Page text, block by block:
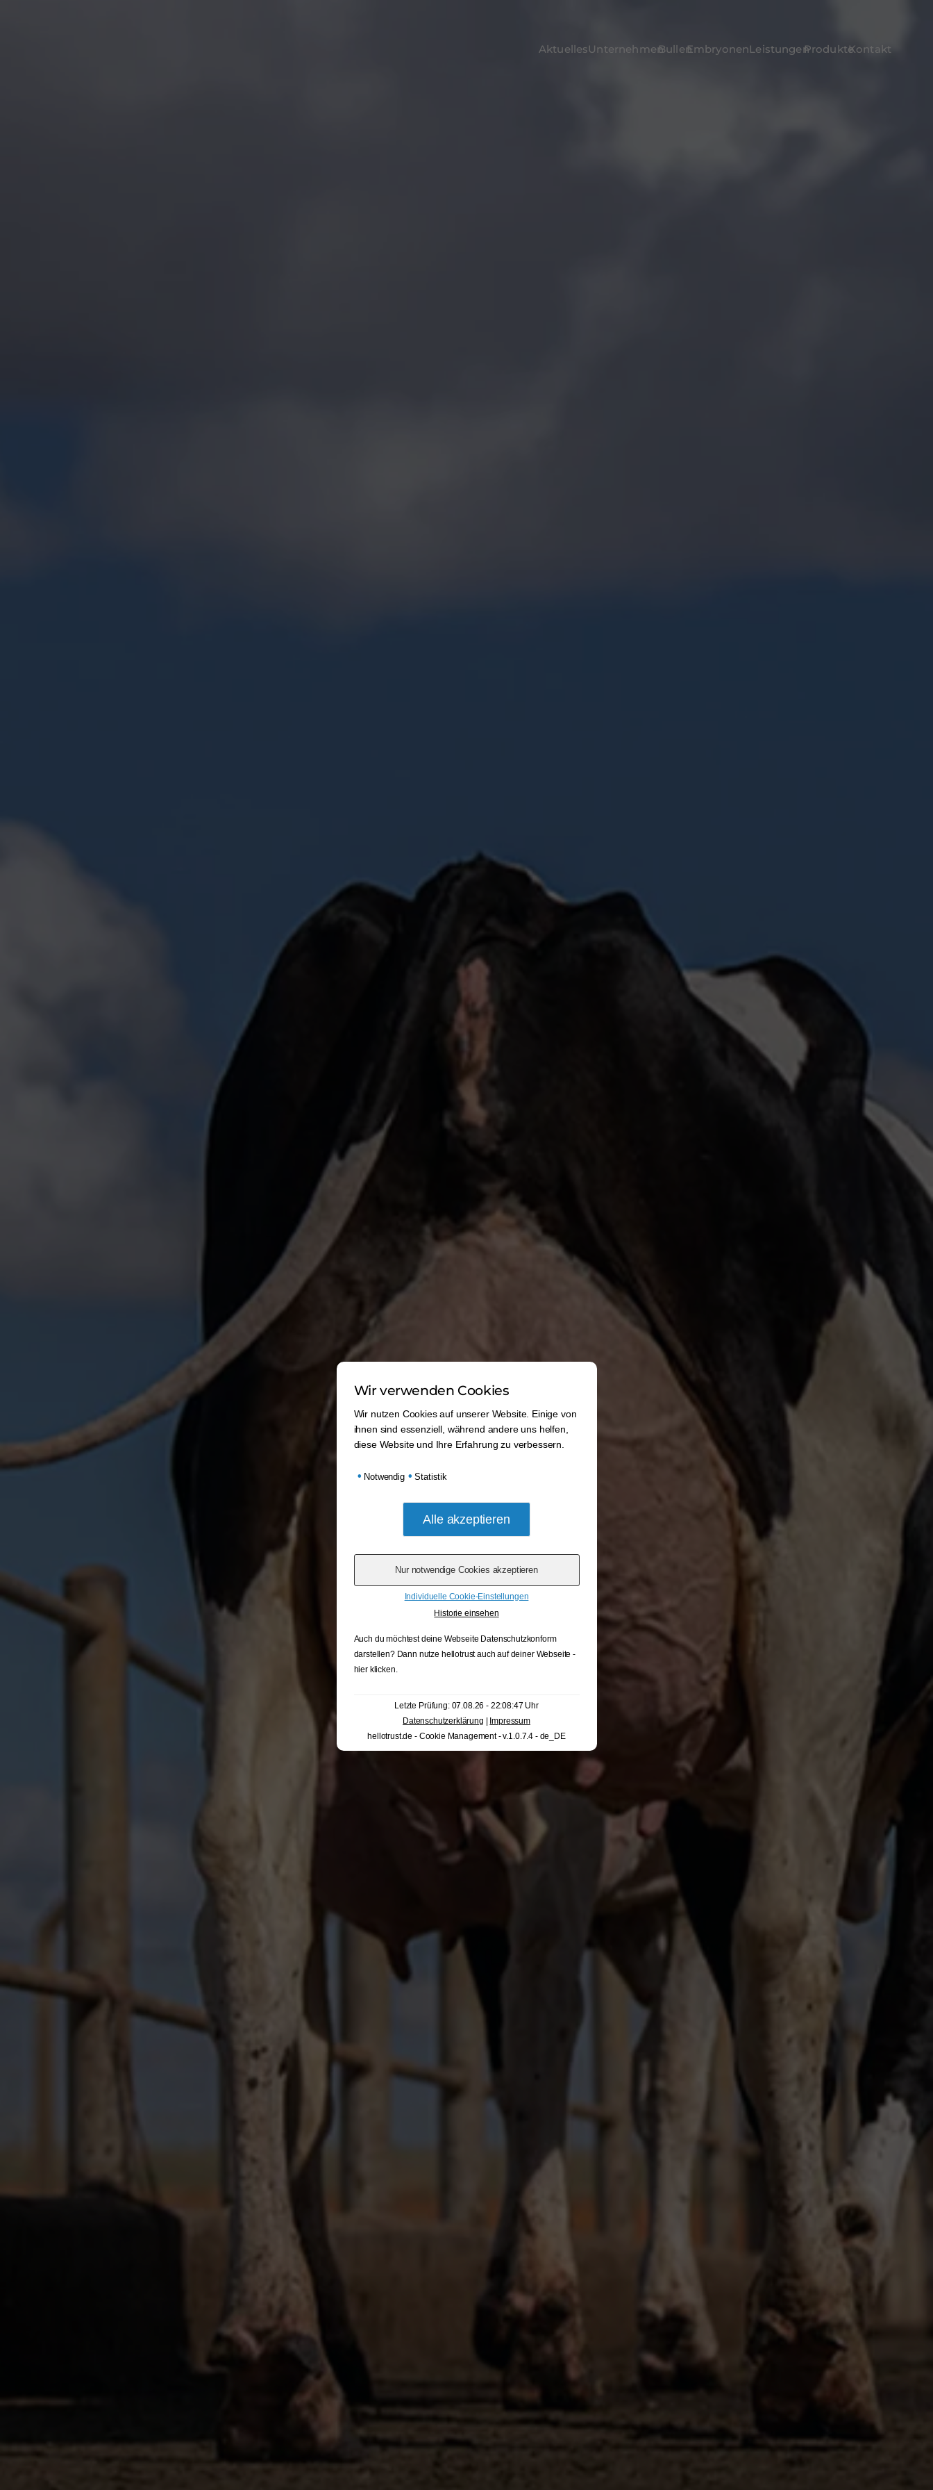
AktuellesUnternehmenBullenEmbryonenLeistungenProdukteKontakt
Wir verwenden Cookies
Wir nutzen Cookies auf unserer Website. Einige von
ihnen sind essenziell, während andere uns helfen,
diese Website und Ihre Erfahrung zu verbessern.
• Notwendig • Statistik
Individuelle Cookie-Einstellungen
Historie einsehen
Auch du möchtest deine Webseite Datenschutzkonform
darstellen? Dann nutze hellotrust auch auf deiner Webseite -
hier klicken.
Letzte Prüfung: 07.08.26 - 22:08:47 Uhr
Datenschutzerklärung
Impressum
hellotrust.de - Cookie Management - v.1.0.7.4 - de_DE